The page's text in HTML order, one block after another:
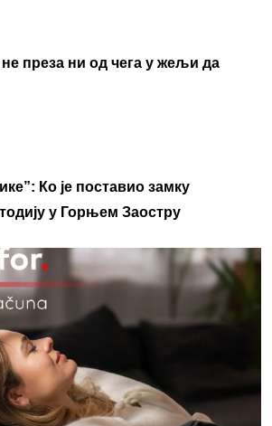
преза ни од чега у жељи да
Ко је поставио замку
у Горњем Заостру